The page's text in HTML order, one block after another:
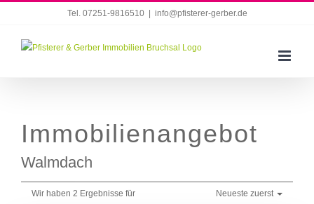
springen
Tel. 07251-9816510 info@pfisterer-gerber.de
Immobilien­angebot
Walmdach
Wir haben 2 Ergebnisse für
Neueste zuerst